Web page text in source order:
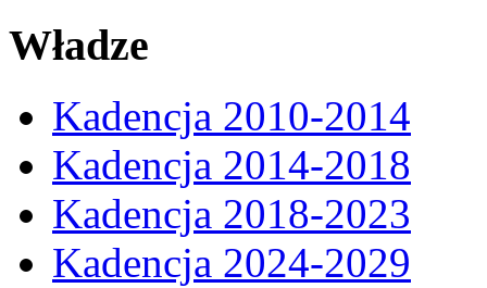
Władze
Kadencja 2010-2014
Kadencja 2014-2018
Kadencja 2018-2023
Kadencja 2024-2029